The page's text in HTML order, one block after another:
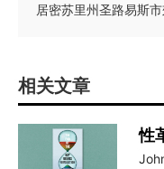
居密苏里州圣路易斯市
相关文章
性